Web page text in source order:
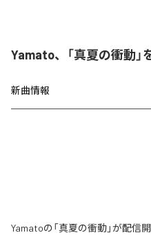
Yamato、「真夏の衝動」
新曲情報
Yamatoの「真夏の衝動」が配